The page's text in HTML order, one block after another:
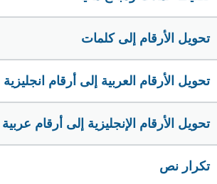
تحويل الأرقام إلى كلمات
تحويل الأرقام العربية إلى أرقام انجليزية
تحويل الأرقام الإنجليزية إلى أرقام عربية
تكرار نص